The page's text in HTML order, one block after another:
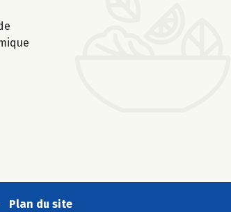
Plan du site